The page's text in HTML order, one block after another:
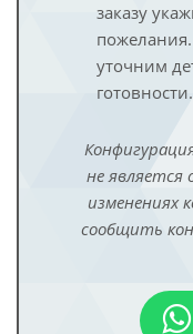
заказу
уточним
готовности.
не является
изменениях
сообщить